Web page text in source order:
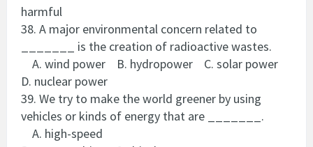
harmful
38. A major environmental concern related to
_______ is the creation of radioactive wastes.
A. wind power B. hydropower C. solar power
D. nuclear power
39. We try to make the world greener by using
vehicles or kinds of energy that are _______.
A. high-speed